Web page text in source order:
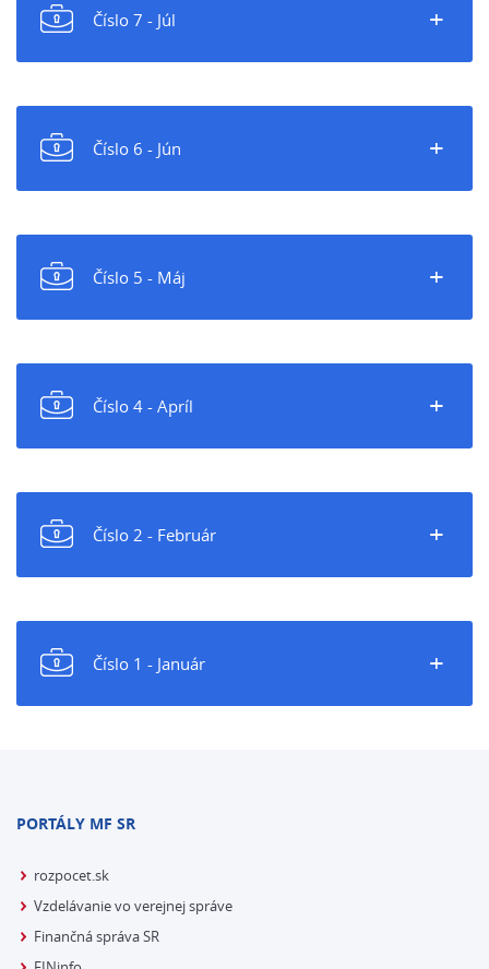
+
Číslo 7 - Júl
+
Číslo 6 - Jún
+
Číslo 5 - Máj
+
Číslo 4 - Apríl
+
Číslo 2 - Február
+
Číslo 1 - Január
PORTÁLY MF SR
rozpocet.sk
Vzdelávanie vo verejnej správe
Finančná správa SR